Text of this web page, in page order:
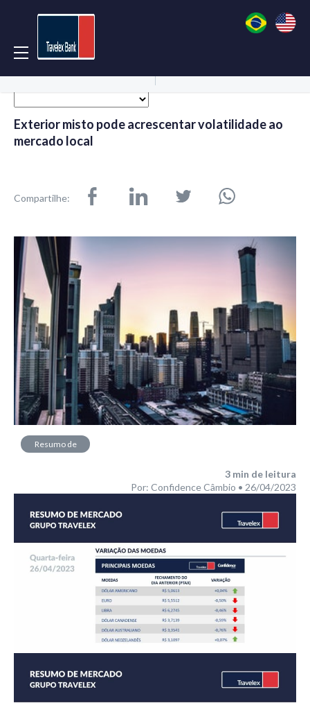
Exterior misto pode acrescentar volatilidade ao
mercado local
Compartilhe:
Resumo de
3 min de leitura
Por: Confidence Câmbio • 26/04/2023